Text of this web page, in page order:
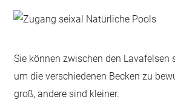
Sie können zwischen den Lavafelsen
um die verschiedenen Becken zu
groß, andere sind kleiner.